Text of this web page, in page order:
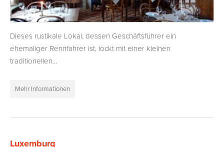
Dieses rustikale Lokal, dessen Geschäftsführer ein
ehemaliger Rennfahrer ist, lockt mit einer kleinen
traditionellen...
Mehr Informationen
Luxemburg